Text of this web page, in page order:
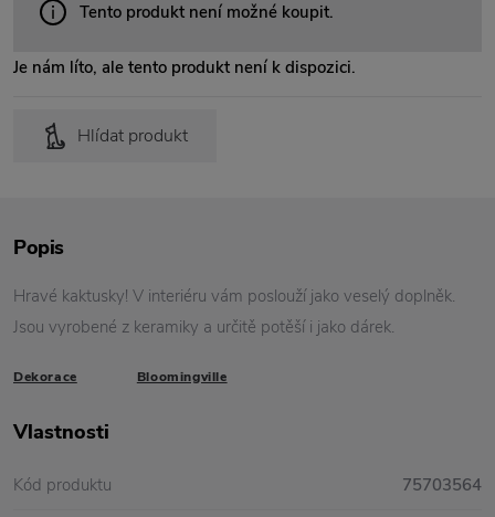
Tento produkt není možné koupit.
Je nám líto, ale tento produkt není k dispozici.
Hlídat produkt
Popis
Hravé kaktusky! V interiéru vám poslouží jako veselý doplněk.
Jsou vyrobené z keramiky a určitě potěší i jako dárek.
Dekorace Bloomingville
Vlastnosti
Kód produktu 75703564